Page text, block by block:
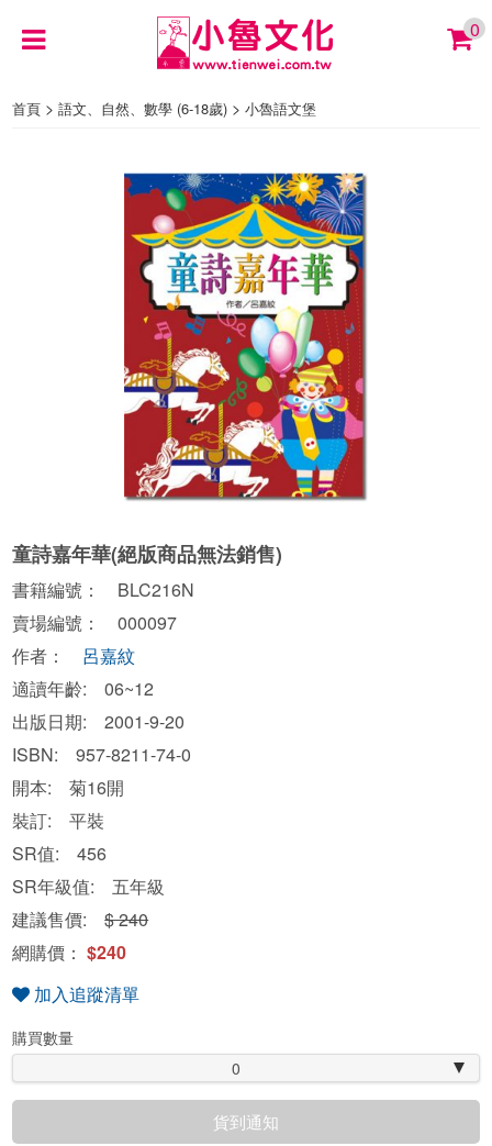
0
首頁 >語文、自然、數學 (6-18歲) >小魯語文堡
童詩嘉年華(絕版商品無法銷售)
書籍編號： BLC216N
賣場編號： 000097
作者： 呂嘉紋
適讀年齡: 06~12
出版日期: 2001-9-20
ISBN: 957-8211-74-0
開本: 菊16開
裝訂: 平裝
SR值: 456
SR年級值: 五年級
建議售價:$ 240
網購價：$240
加入追蹤清單
購買數量
0
貨到通知